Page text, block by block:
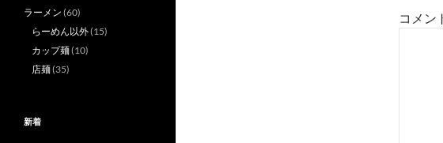
コメン
ラーメン (60)
らーめん以外(15)
カップ麺(10)
店麺(35)
新着